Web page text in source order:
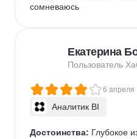
сомневаюсь
Екатерина
Пользователь
6 апреля
Аналитик BI
Достоинства: Глубокое